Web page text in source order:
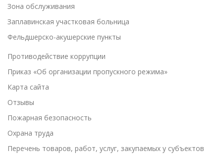
Зона обслуживания
Заплавинская участковая больница
Фельдшерско-акушерские пункты
Противодействие коррупции
Приказ «Об организации пропускного режима»
Карта сайта
Отзывы
Пожарная безопасность
Охрана труда
Перечень товаров, работ, услуг, закупаемых у субъектов